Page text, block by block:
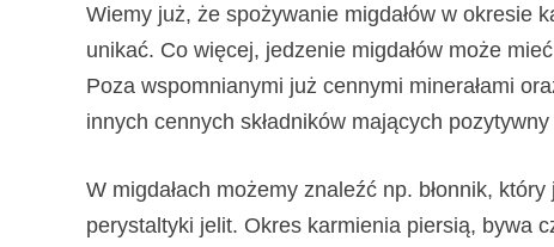
Wiemy już, że spożywanie migdałów w okresie
unikać. Co więcej, jedzenie migdałów może
Poza wspomnianymi już cennymi minerałami
innych cennych składników mających pozytywny
W migdałach możemy znaleźć np. błonnik,
perystaltyki jelit. Okres karmienia piersią, bywa